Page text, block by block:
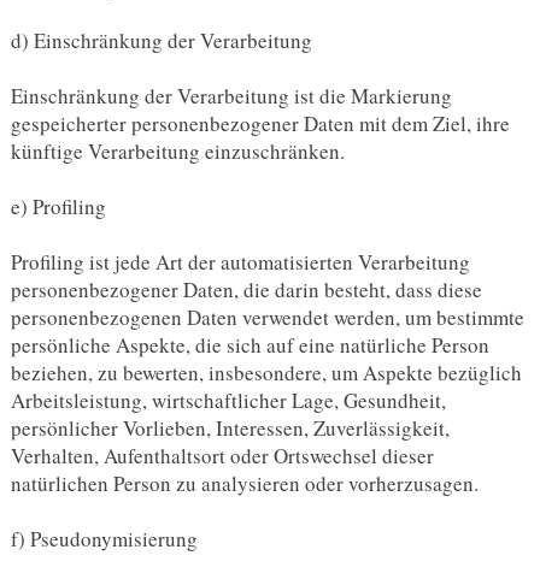
d) Einschränkung der Verarbeitung
Einschränkung der Verarbeitung ist die Markierung
gespeicherter personenbezogener Daten mit dem Ziel, ihre
künftige Verarbeitung einzuschränken.
e) Profiling
Profiling ist jede Art der automatisierten Verarbeitung
personenbezogener Daten, die darin besteht, dass diese
personenbezogenen Daten verwendet werden, um bestimmte
persönliche Aspekte, die sich auf eine natürliche Person
beziehen, zu bewerten, insbesondere, um Aspekte bezüglich
Arbeitsleistung, wirtschaftlicher Lage, Gesundheit,
persönlicher Vorlieben, Interessen, Zuverlässigkeit,
Verhalten, Aufenthaltsort oder Ortswechsel dieser
natürlichen Person zu analysieren oder vorherzusagen.
f) Pseudonymisierung